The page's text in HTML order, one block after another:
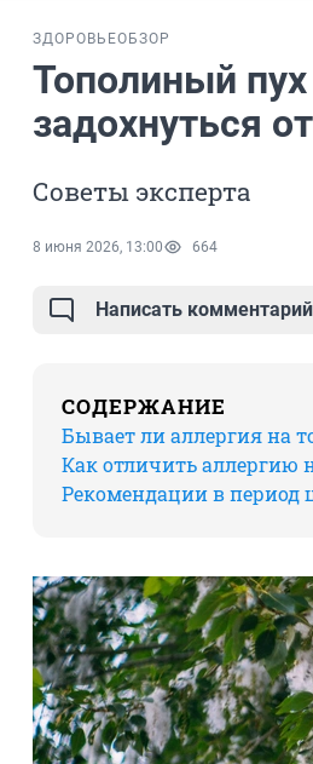
ЗДОРОВЬЕОБЗОР
Тополиный
задохнуться
Советы эксперта
8 июня 2026, 13:00 664
Написать комментарий
СОДЕРЖАНИЕ
Бывает ли аллергия на
Как отличить аллергию
Рекомендации в период